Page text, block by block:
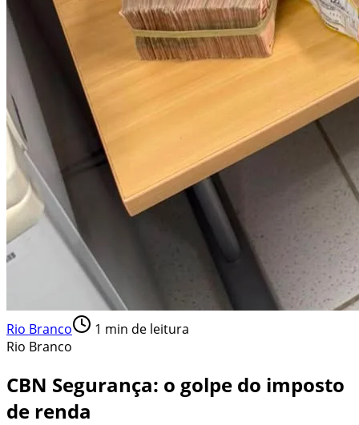
Rio Branco 1 min de leitura
Rio Branco
CBN Segurança: o golpe do imposto
de renda